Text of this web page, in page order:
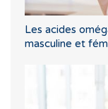
Les acides
masculine et